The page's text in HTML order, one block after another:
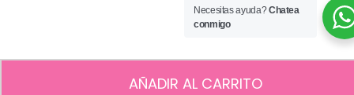
AÑADIR AL CARRITO
Necesitas ayuda?Chatea
conmigo